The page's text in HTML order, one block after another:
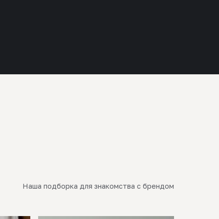
Наша подборка для знакомства с брендом